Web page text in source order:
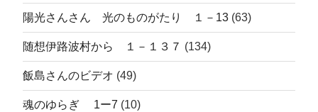
陽光さんさん 光のものがたり １－13 (63)
随想伊路波村から １－１３７ (134)
飯島さんのビデオ (49)
魂のゆらぎ 1ー7 (10)